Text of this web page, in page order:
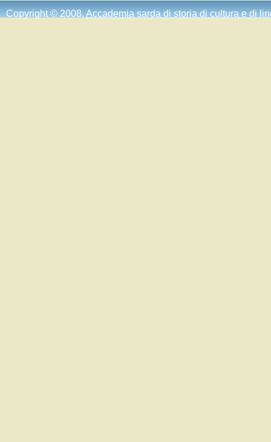
Copyright © 2008.Accademia sarda di storia di cultura e di